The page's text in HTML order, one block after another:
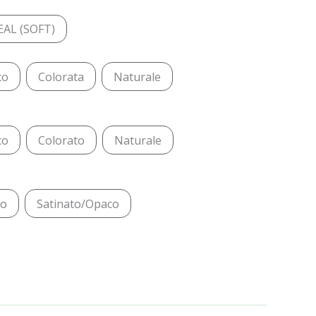
(SOFT)
Colorata Naturale
Colorato Naturale
Satinato/Opaco